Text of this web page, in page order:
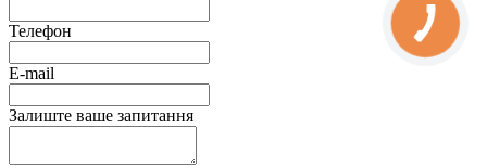
Телефон
E-mail
Залиште ваше запитання